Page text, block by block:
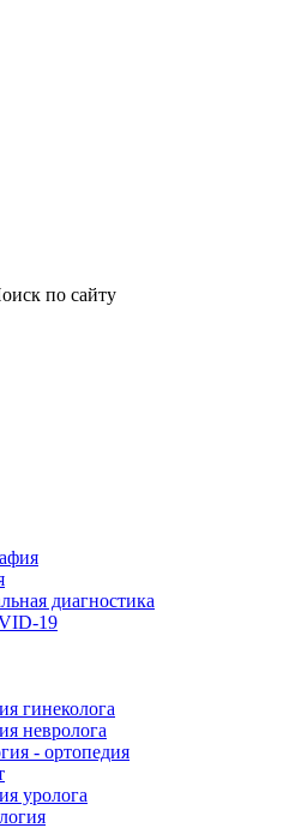
по сайту
диагностика
19
гинеколога
невролога
- ортопедия
уролога